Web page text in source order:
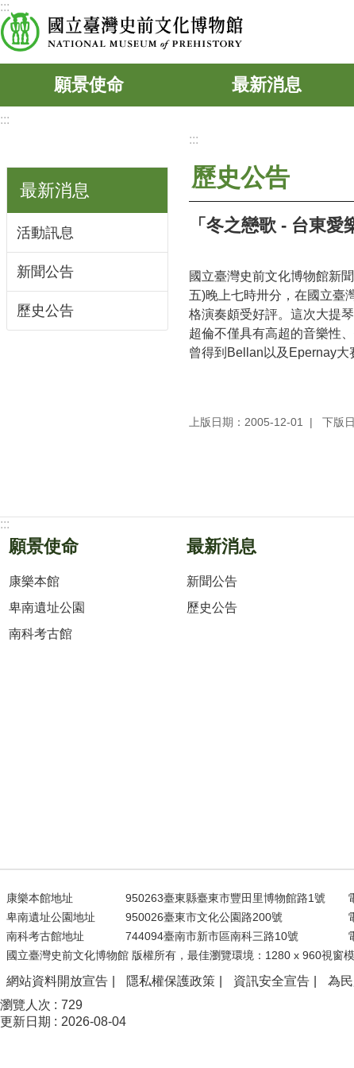
跳到主要內容區塊
:::
願景使命 最新消息
:::
最新消息
活動訊息
新聞公告
歷史公告
:::
歷史公告
「冬之戀歌 - 台東
國立臺灣史前文化博物館新
五)晚上七時卅分，在國立臺
格演奏頗受好評。這次大提
超倫不僅具有高超的音樂性
曾得到Bellan以及Epernay大
上版日期：2005-12-01 下版
:::
願景使命
康樂本館
卑南遺址公園
南科考古館
最新消息
新聞公告
歷史公告
康樂本館地址 950263臺東縣臺東市豐田里博物館路1號
卑南遺址公園地址
950026臺東市文化公園路200號
南科考古館地址
744094臺南市新市區南科三路10號
國立臺灣史前文化博物館 版權所有，最佳瀏覽環境：1280 x 960視窗
網站資料開放宣告 隱私權保護政策 資訊安全宣告 為
瀏覽人次
729
更新日期
2026-08-04